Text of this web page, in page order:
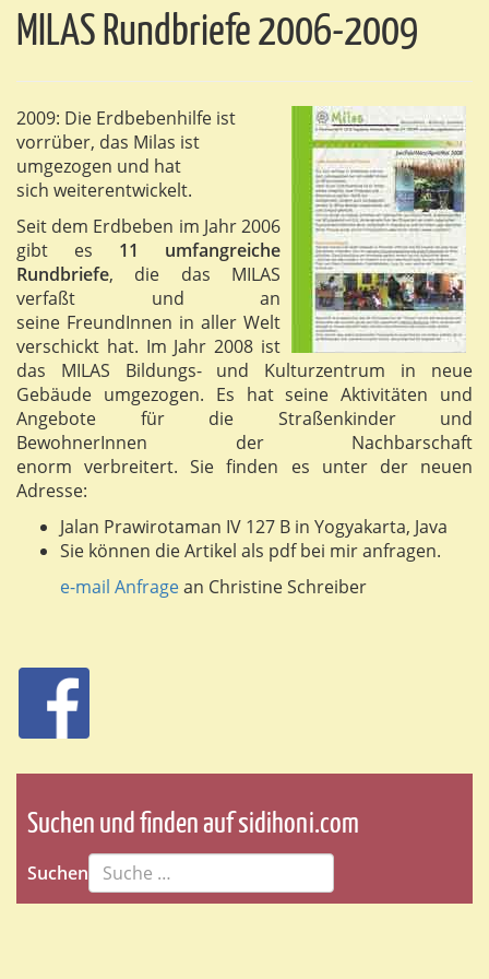
MILAS Rundbriefe 2006-2009
2009: Die Erdbebenhilfe ist
vorrüber, das Milas ist
umgezogen und hat
sich weiterentwickelt.
Seit dem Erdbeben im Jahr 2006
gibt es 11 umfangreiche
Rundbriefe, die das MILAS
verfaßt und an
seine FreundInnen in aller Welt
verschickt hat. Im Jahr 2008 ist
das MILAS Bildungs- und Kulturzentrum in neue
Gebäude umgezogen. Es hat seine Aktivitäten und
Angebote für die Straßenkinder und
BewohnerInnen der Nachbarschaft
enorm verbreitert. Sie finden es unter der neuen
Adresse:
Jalan Prawirotaman IV 127 B in Yogyakarta, Java
Sie können die Artikel als pdf bei mir anfragen.
e-mail Anfragean Christine Schreiber
Suchen und finden auf sidihoni.com
Suchen